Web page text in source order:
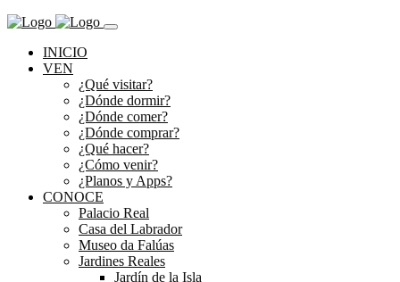
INICIO
VEN
¿Qué visitar?
¿Dónde dormir?
¿Dónde comer?
¿Dónde comprar?
¿Qué hacer?
¿Cómo venir?
¿Planos y Apps?
CONOCE
Palacio Real
Casa del Labrador
Museo da Falúas
Jardines Reales
Jardín de la Isla